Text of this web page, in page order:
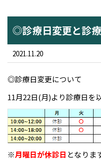
◎診療日変更と診
2021.11.20
◎診療日変更について
11月22日(月)より診療日を
※月曜日が休診日 となりま